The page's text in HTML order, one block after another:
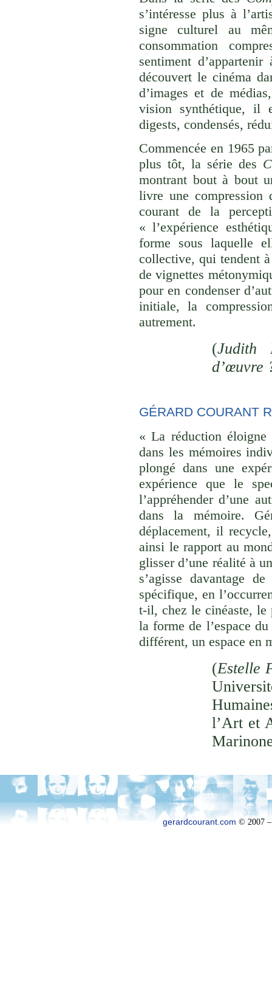
s’intéresse plus à
signe culturel au
consommation
sentiment
découvert le cinéma
d’images et de
vision synthétique, il
digests, condensés,
Commencée en 1965
plus tôt, la série des
montrant bout à bout
livre une compression
courant de la
« l’expérience
forme sous laquelle
collective, qui tendent
de vignettes
pour en condenser
initiale, la
autrement.
(Judith
d’œuvre
GÉRARD COURANT
« La réduction
dans les mémoires
plongé dans une
expérience que le
l’appréhender d’une
dans la mémoire.
déplacement, il
ainsi le rapport au
glisser d’une réalité à
s’agisse davantage
spécifique, en
t-il, chez le cinéaste, le
la forme de l’espace
différent, un espace en
(Estelle
l’Art et
gerardcourant.com © 2007